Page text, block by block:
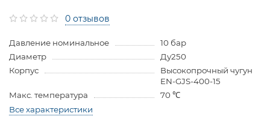
0 отзывов
Давление номинальное
10 бар
Диаметр
Ду250
Корпус
Высокопрочный чугун
EN-GJS-400-15
Макс. температура
70 ℃
Все характеристики